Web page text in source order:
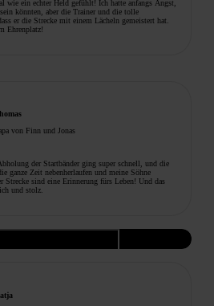
wie ein echter Held gefühlt! Ich hatte anfangs Angst,
könnten, aber die Trainer und die tolle
er die Strecke mit einem Lächeln gemeistert hat.
Ehrenplatz!
von Finn und Jonas
der Startbänder ging super schnell, und die
ganze Zeit nebenherlaufen und meine Söhne
Strecke sind eine Erinnerung fürs Leben! Und das
und stolz.